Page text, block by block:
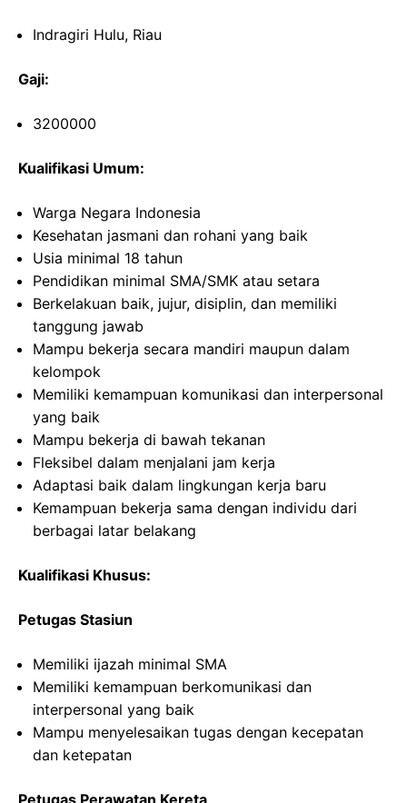
Indragiri Hulu, Riau
Gaji:
3200000
Kualifikasi Umum:
Warga Negara Indonesia
Kesehatan jasmani dan rohani yang baik
Usia minimal 18 tahun
Pendidikan minimal SMA/SMK atau setara
Berkelakuan baik, jujur, disiplin, dan memiliki
tanggung jawab
Mampu bekerja secara mandiri maupun dalam
kelompok
Memiliki kemampuan komunikasi dan interpersonal
yang baik
Mampu bekerja di bawah tekanan
Fleksibel dalam menjalani jam kerja
Adaptasi baik dalam lingkungan kerja baru
Kemampuan bekerja sama dengan individu dari
berbagai latar belakang
Kualifikasi Khusus:
Petugas Stasiun
Memiliki ijazah minimal SMA
Memiliki kemampuan berkomunikasi dan
interpersonal yang baik
Mampu menyelesaikan tugas dengan kecepatan
dan ketepatan
Petugas Perawatan Kereta